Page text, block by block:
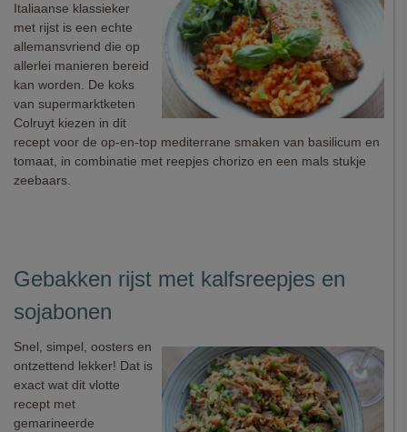
Italiaanse klassieker
met rijst is een echte
allemansvriend die op
allerlei manieren bereid
kan worden. De koks
van supermarktketen
Colruyt kiezen in dit
recept voor de op-en-top mediterrane smaken van basilicum en
tomaat, in combinatie met reepjes chorizo en een mals stukje
zeebaars.
Gebakken rijst met kalfsreepjes en
sojabonen
Snel, simpel, oosters en
ontzettend lekker! Dat is
exact wat dit vlotte
recept met
gemarineerde